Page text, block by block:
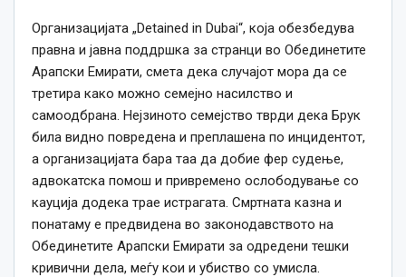
Организацијата „Detained in Dubai“, која обезбедува
правна и јавна поддршка за странци во Обединетите
Арапски Емирати, смета дека случајот мора да се
третира како можно семејно насилство и
самоодбрана. Нејзиното семејство тврди дека Брук
била видно повредена и преплашена по инцидентот,
а организацијата бара таа да добие фер судење,
адвокатска помош и привремено ослободување со
кауција додека трае истрагата. Смртната казна и
понатаму е предвидена во законодавството на
Обединетите Арапски Емирати за одредени тешки
кривични дела, меѓу кои и убиство со умисла.